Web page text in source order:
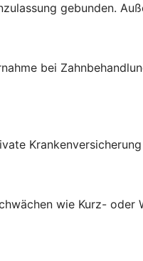
gebunden.
bei
wie Kurz-